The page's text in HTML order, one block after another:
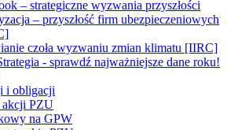
– strategiczne wyzwania przyszłości
– przyszłość firm ubezpieczeniowych
czoła wyzwaniu zmian klimatu [IIRC]
- sprawdź najważniejsze dane roku!
i obligacji
PZU
na GPW